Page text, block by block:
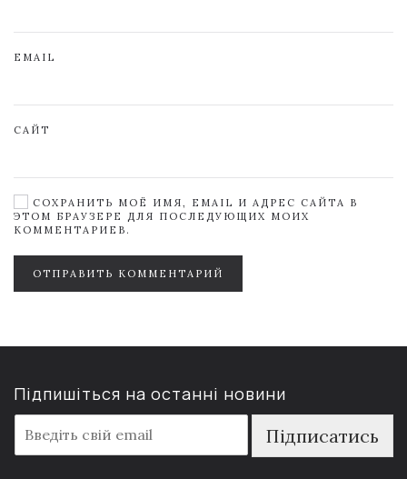
EMAIL
САЙТ
СОХРАНИТЬ МОЁ ИМЯ, EMAIL И АДРЕС САЙТА В
ЭТОМ БРАУЗЕРЕ ДЛЯ ПОСЛЕДУЮЩИХ МОИХ
КОММЕНТАРИЕВ.
ОТПРАВИТЬ КОММЕНТАРИЙ
Підпишіться на останні новини
m
a
Підписатись